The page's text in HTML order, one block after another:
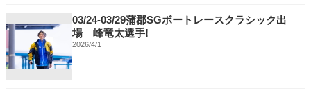
03/24-03/29蒲郡SGボートレースクラシック出
場 峰竜太選手!
2026/4/1